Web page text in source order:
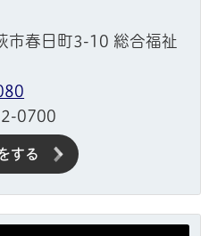
市春日町3-10 総合福祉
0700
する